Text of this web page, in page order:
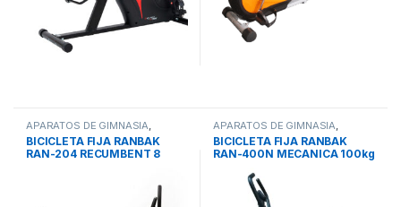
APARATOS DE GIMNASIA
BICICLETA FIJA
BICICLETA FIJA RANBAK
RAN-204 RECUMBENT 8
APARATOS DE GIMNASIA
BICICLETA FIJA
BICICLETA FIJA RANBAK
RAN-400N MECANICA 100kg